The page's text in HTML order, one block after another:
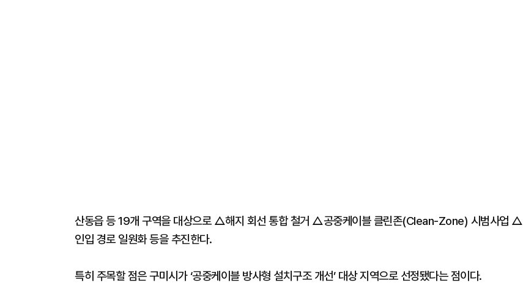
산동읍 등 19개 구역을 대상으로 △해지 회선 통합 철거 △공중케이블 클린존(Clean-Zone) 시범사업 △
인입 경로 일원화 등을 추진한다.
특히 주목할 점은 구미시가 ‘공중케이블 방사형 설치구조 개선’ 대상 지역으로 선정됐다는 점이다.